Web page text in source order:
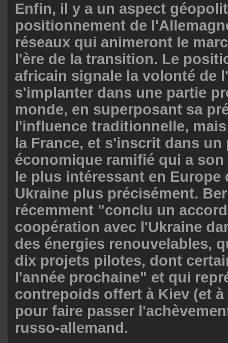
Enfin, il y a un aspect
positionnement de
réseaux qui animeront le
l'ère de la transition. Le
africain signale la volonté de
s'implanter dans une partie
monde, en superposant sa
l'influence traditionnelle,
la France, et s'inscrit dans un
économique ramifié qui a
le plus intéressant en Europe
Ukraine plus précisément.
récemment "conclu un
coopération avec l'Ukraine
des énergies renouvelables,
dix projets pilotes, dont
l'année prochaine" et qui
contrepoids offert à Kiev (et
pour faire passer
russo-allemand.